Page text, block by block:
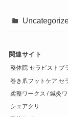
関連サイト
整体院 セラピストプ
巻き爪フットケア セ
柔整ワークス / 鍼灸
シェアクリ